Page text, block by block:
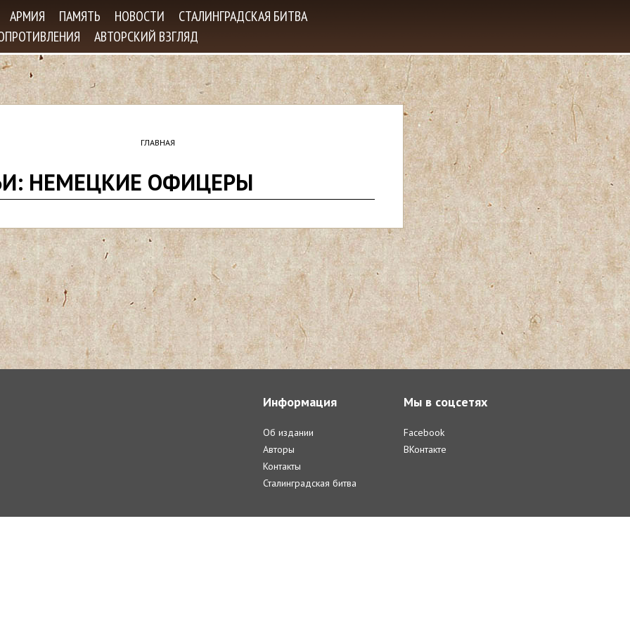
Jump to navigation
АРМИЯ ПАМЯТЬ НОВОСТИ
СТАЛИНГРАДСКАЯ БИТВА
АВТОРСКИЙ ВЗГЛЯД
ГЛАВНАЯ
НЕМЕЦКИЕ ОФИЦЕРЫ
Информация
Об издании
Авторы
Контакты
Сталинградская битва
Мы в соцсетях
Facebook
ВКонтакте